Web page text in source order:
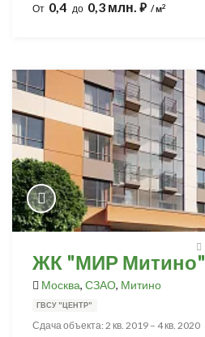
От 0,4 до 0,3 млн. ⃏ / м2
ЖК "МИР Митино"
Москва, СЗАО, Митино
ГВСУ "ЦЕНТР"
Сдача объекта: 2 кв. 2019 – 4 кв. 2020